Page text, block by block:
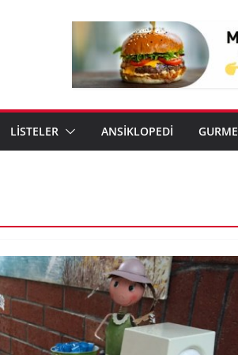
LİSTELER ANSİKLOPEDİ GURME